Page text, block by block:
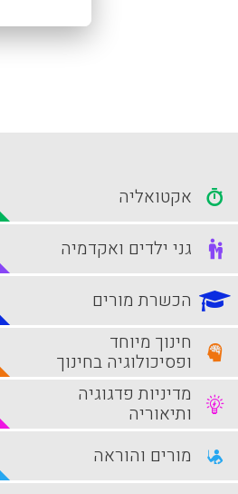
אקטואליה
גני ילדים ואקדמיה
הכשרת מורים
חינוך מיוחד
ופסיכולוגיה בחינוך
מדיניות פדגוגיה
ותיאוריה
מורים והוראה